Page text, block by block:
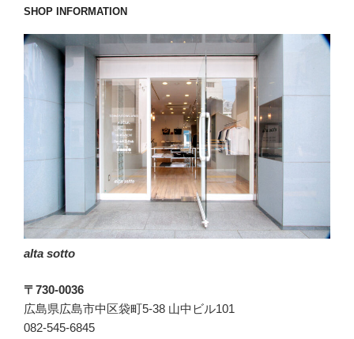
少
く
い
TOMORROWLAND(ト
ロ
ン
ド)”
の
SHOP INFORMATION
alta sotto
〒730-0036
広島県広島市中区袋町5-38 山中ビル101
082-545-6845